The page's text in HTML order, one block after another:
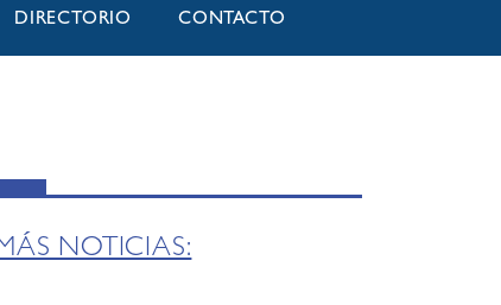
DIRECTORIO CONTACTO
NOTICIAS: